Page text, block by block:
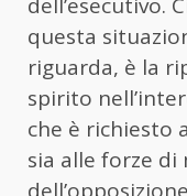
dell’esecutivo.
questa
riguarda, è la
spirito
che è
sia alle forze di